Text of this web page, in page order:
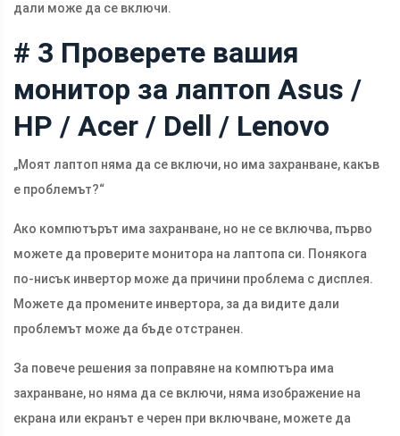
дали може да се включи.
# 3 Проверете вашия
монитор за лаптоп Asus /
HP / Acer / Dell / Lenovo
„Моят лаптоп няма да се включи, но има захранване, какъв
е проблемът?“
Ако компютърът има захранване, но не се включва, първо
можете да проверите монитора на лаптопа си. Понякога
по-нисък инвертор може да причини проблема с дисплея.
Можете да промените инвертора, за да видите дали
проблемът може да бъде отстранен.
За повече решения за поправяне на компютъра има
захранване, но няма да се включи, няма изображение на
екрана или екранът е черен при включване, можете да